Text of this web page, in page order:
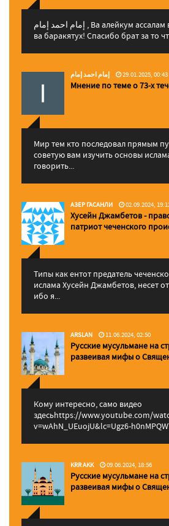
إمام احمد إمام , Ва алейкум ассалам ва рахматуЛлахи
ва баракятух! Спасибо брат за то
إمام احمد إمام 29.01.2025, 00:43
Мнение по теме о 73-х
Мир тем кто последовал прямым
советую вам изучить основы
говорить...
АЗЕР ГАСАНЛИ 02.09.2024,
Хусейн Джамбетов -
патриот чеченского
Типы как ентот предатель
ислама Хусейн Джамбетов, несет
ибо я...
ARSLAN 11.06.2024, 02:50
Русские мусульмане на
pазвеивая мифы о
Кому интересно, само видео
здесьhttps://www.youtube.com/
v=wAhN_UEuojU&lc=Ugz6-
KRR AKK 09.06.2024, 18:56
Русские мусульмане на
pазвеивая мифы о